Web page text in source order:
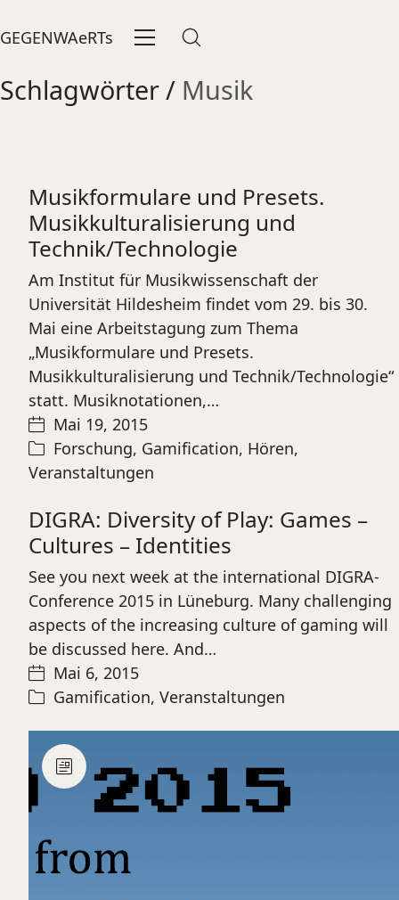
GEGENWAeRTs
Schlagwörter / Musik
Musikformulare und Presets.
Musikkulturalisierung und
Technik/Technologie
Am Institut für Musikwissenschaft der
Universität Hildesheim findet vom 29. bis 30.
Mai eine Arbeitstagung zum Thema
„Musikformulare und Presets.
Musikkulturalisierung und Technik/Technologie“
statt. Musiknotationen,…
Mai 19, 2015
Forschung, Gamification, Hören,
Veranstaltungen
DIGRA: Diversity of Play: Games –
Cultures – Identities
See you next week at the international DIGRA-
Conference 2015 in Lüneburg. Many challenging
aspects of the increasing culture of gaming will
be discussed here. And…
Mai 6, 2015
Gamification, Veranstaltungen